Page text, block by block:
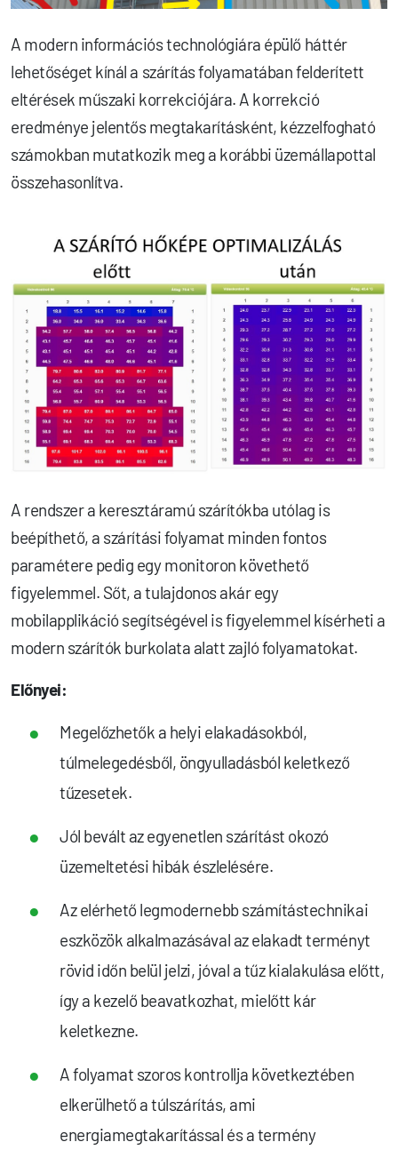
A modern információs technológiára épülő háttér
lehetőséget kínál a szárítás folyamatában felderített
eltérések műszaki korrekciójára. A korrekció
eredménye jelentős megtakarításként, kézzelfogható
számokban mutatkozik meg a korábbi üzemállapottal
összehasonlítva.
A rendszer a keresztáramú szárítókba utólag is
beépíthető, a szárítási folyamat minden fontos
paramétere pedig egy monitoron követhető
figyelemmel. Sőt, a tulajdonos akár egy
mobilapplikáció segítségével is figyelemmel kísérheti a
modern szárítók burkolata alatt zajló folyamatokat.
Előnyei:
Megelőzhetők a helyi elakadásokból,
túlmelegedésből, öngyulladásból keletkező
tűzesetek.
Jól bevált az egyenetlen szárítást okozó
üzemeltetési hibák észlelésére.
Az elérhető legmodernebb számítástechnikai
eszközök alkalmazásával az elakadt terményt
rövid időn belül jelzi, jóval a tűz kialakulása előtt,
így a kezelő beavatkozhat, mielőtt kár
keletkezne.
A folyamat szoros kontrollja következtében
elkerülhető a túlszárítás, ami
energiamegtakarítással és a termény